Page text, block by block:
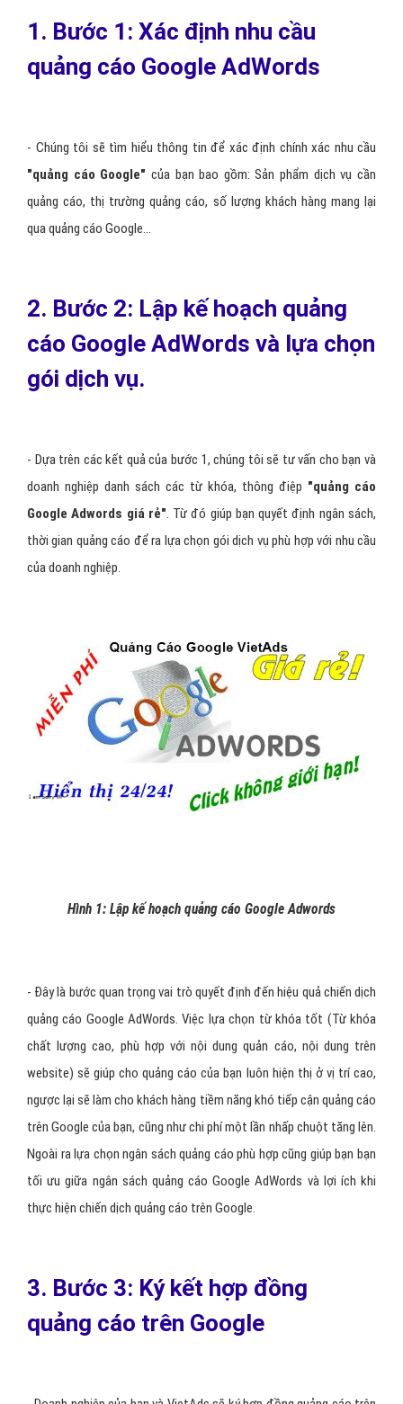
1. Bước 1: Xác định nhu cầu
quảng cáo Google AdWords
- Chúng tôi sẽ tìm hiểu thông tin để xác định chính xác nhu cầu
"quảng cáo Google" của bạn bao gồm: Sản phẩm dịch vụ cần
quảng cáo, thị trường quảng cáo, số lượng khách hàng mang lại
qua quảng cáo Google...
2. Bước 2: Lập kế hoạch quảng
cáo Google AdWords và lựa chọn
gói dịch vụ.
- Dựa trên các kết quả của bước 1, chúng tôi sẽ tư vấn cho bạn và
doanh nghiệp danh sách các từ khóa, thông điệp "quảng cáo
Google Adwords giá rẻ". Từ đó giúp bạn quyết định ngân sách,
thời gian quảng cáo để ra lựa chọn gói dịch vụ phù hợp với nhu cầu
của doanh nghiệp.
Hình 1: Lập kế hoạch quảng cáo Google Adwords
- Đây là bước quan trọng vai trò quyết định đến hiệu quả chiến dịch
quảng cáo Google AdWords. Việc lựa chọn từ khóa tốt (Từ khóa
chất lượng cao, phù hợp với nội dung quản cáo, nội dung trên
website) sẽ giúp cho quảng cáo của bạn luôn hiện thị ở vị trí cao,
ngược lại sẽ làm cho khách hàng tiềm năng khó tiếp cận quảng cáo
trên Google của bạn, cũng như chi phí một lần nhấp chuột tăng lên.
Ngoài ra lựa chọn ngân sách quảng cáo phù hợp cũng giúp bạn bạn
tối ưu giữa ngân sách quảng cáo Google AdWords và lợi ích khi
thực hiện chiến dịch quảng cáo trên Google.
3. Bước 3: Ký kết hợp đồng
quảng cáo trên Google